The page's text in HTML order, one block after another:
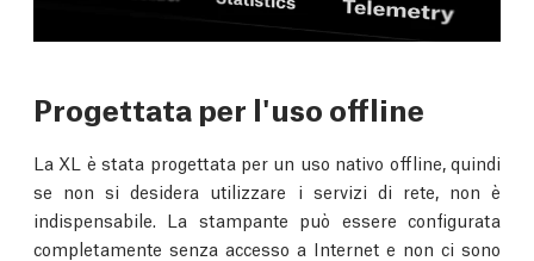
Progettata per l'uso offline
La XL è stata progettata per un uso nativo offline, quindi
se non si desidera utilizzare i servizi di rete, non è
indispensabile. La stampante può essere configurata
completamente senza accesso a Internet e non ci sono